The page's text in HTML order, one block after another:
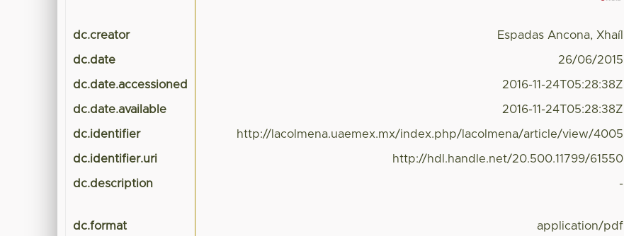
dc.creator Espadas Ancona, Xhaíl
dc.date 26/06/2015
dc.date.accessioned 2016-11-24T05:28:38Z
dc.date.available 2016-11-24T05:28:38Z
dc.identifier http://lacolmena.uaemex.mx/index.php/lacolmena/article/view/4005
dc.identifier.uri http://hdl.handle.net/20.500.11799/61550
dc.description -
dc.format application/pdf